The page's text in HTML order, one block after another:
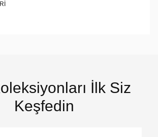
İlk Siz
Keşfedin